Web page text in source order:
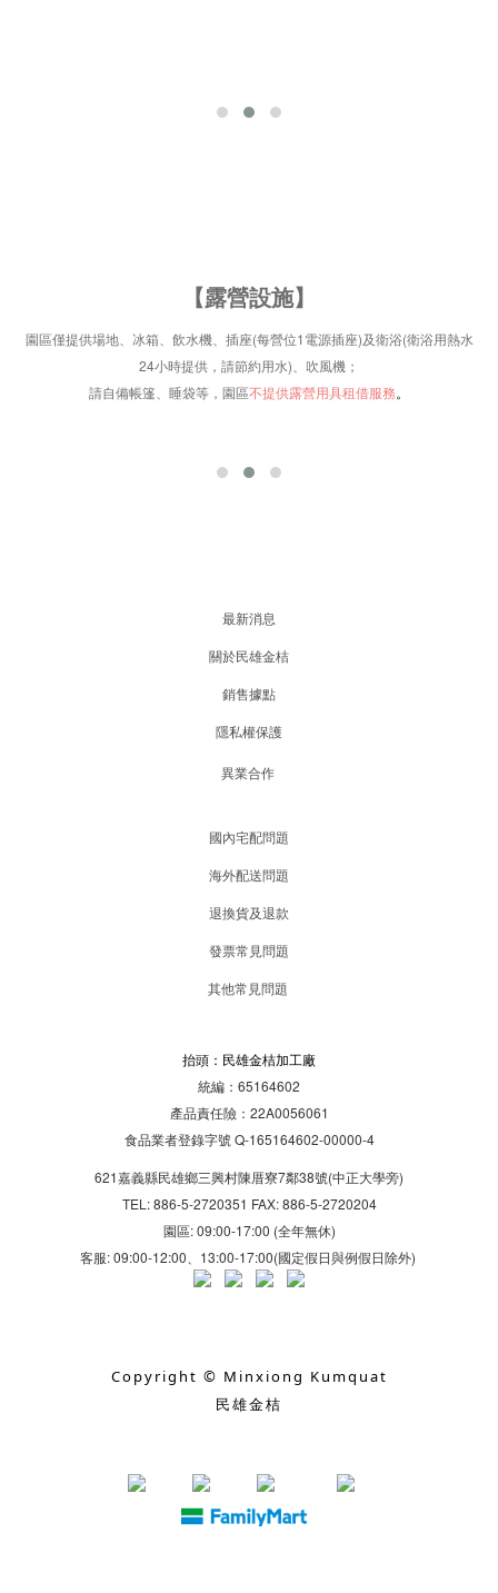
【露營設施】
園區僅提供場地、冰箱、飲水機、插座(每營位1電源插座)及衛浴(衛浴用熱水
24小時提供，請節約用水)、吹風機 ；
請自備帳篷、睡袋等，園區不提供露營用具租借服務。
最新消息
關於民雄金桔
銷售據點
隱私權保護
異業合作
國內宅配問題
海外配送問題
退換貨及退款
發票常見問題
其他常見問題
抬頭：民雄金桔加工廠
統編：65164602
產品責任險：22A0056061
食品業者登錄字號 Q-165164602-00000-4
621嘉義縣民雄鄉三興村陳厝寮7鄰38號(中正大學旁)
TEL: 886-5-2720351 FAX: 886-5-2720204
園區: 09:00-17:00 (全年無休)
客服: 09:00-12:00、13:00-17:00(國定假日與例假日除外)
Copyright © Minxiong Kumquat
民雄金桔